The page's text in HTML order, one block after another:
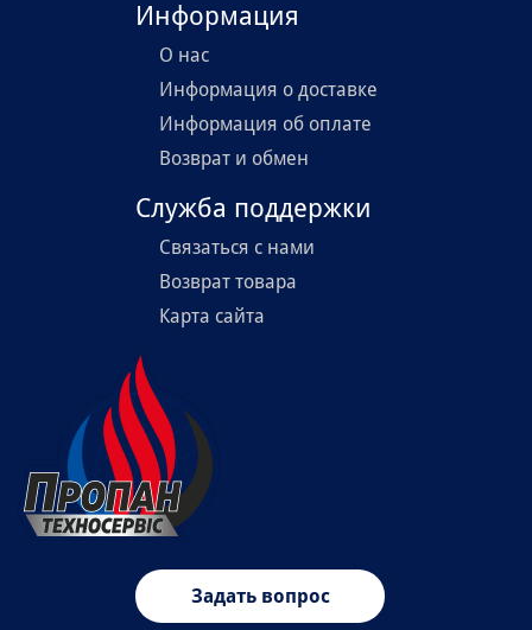
Информация
О нас
Информация о доставке
Информация об оплате
Возврат и обмен
Служба поддержки
Связаться с нами
Возврат товара
Карта сайта
Задать вопрос